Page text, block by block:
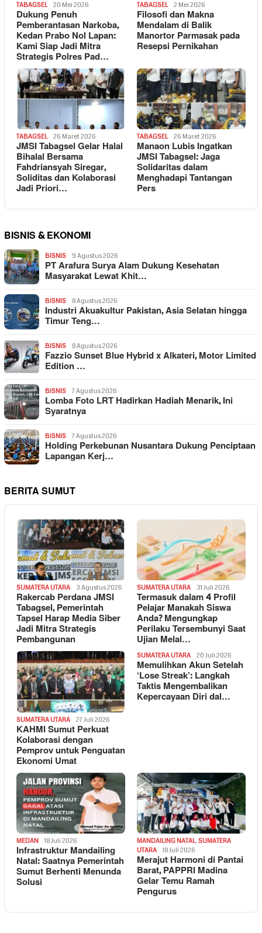
TABAGSEL 20 Mei 2026
Dukung Penuh
Pemberantasan Narkoba,
Kedan Prabo Nol Lapan:
Kami Siap Jadi Mitra
Strategis Polres Pad…
TABAGSEL 2 Mei 2026
Filosofi dan Makna
Mendalam di Balik
Manortor Parmasak pada
Resepsi Pernikahan
TABAGSEL 26 Maret 2026
JMSI Tabagsel Gelar Halal
Bihalal Bersama
Fahdriansyah Siregar,
Soliditas dan Kolaborasi
Jadi Priori…
TABAGSEL 26 Maret 2026
Manaon Lubis Ingatkan
JMSI Tabagsel: Jaga
Solidaritas dalam
Menghadapi Tantangan
Pers
BISNIS & EKONOMI
BISNIS 9 Agustus 2026
PT Arafura Surya Alam Dukung Kesehatan
Masyarakat Lewat Khit…
BISNIS 8 Agustus 2026
Industri Akuakultur Pakistan, Asia Selatan hingga
Timur Teng…
BISNIS 8 Agustus 2026
Fazzio Sunset Blue Hybrid x Alkateri, Motor Limited
Edition …
BISNIS 7 Agustus 2026
Lomba Foto LRT Hadirkan Hadiah Menarik, Ini
Syaratnya
BISNIS 7 Agustus 2026
Holding Perkebunan Nusantara Dukung Penciptaan
Lapangan Kerj…
BERITA SUMUT
SUMATERA UTARA 3 Agustus 2026
Rakercab Perdana JMSI
Tabagsel, Pemerintah
Tapsel Harap Media Siber
Jadi Mitra Strategis
Pembangunan
SUMATERA UTARA 31 Juli 2026
Termasuk dalam 4 Profil
Pelajar Manakah Siswa
Anda? Mengungkap
Perilaku Tersembunyi Saat
Ujian Melal…
SUMATERA UTARA 27 Juli 2026
KAHMI Sumut Perkuat
Kolaborasi dengan
Pemprov untuk Penguatan
Ekonomi Umat
SUMATERA UTARA 20 Juli 2026
Memulihkan Akun Setelah
‘Lose Streak’: Langkah
Taktis Mengembalikan
Kepercayaan Diri dal…
MEDAN 18 Juli 2026
Infrastruktur Mandailing
Natal: Saatnya Pemerintah
Sumut Berhenti Menunda
Solusi
MANDAILING NATAL, SUMATERA
UTARA
18 Juli 2026
Merajut Harmoni di Pantai
Barat, PAPPRI Madina
Gelar Temu Ramah
Pengurus